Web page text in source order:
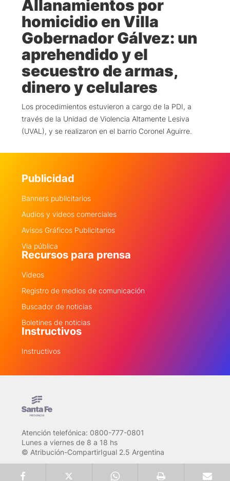
Allanamientos por
homicidio en Villa
Gobernador Gálvez: un
aprehendido y el
secuestro de armas,
dinero y celulares
Los procedimientos estuvieron a cargo de la PDI, a
través de la Unidad de Violencia Altamente Lesiva
(UVAL), y se realizaron en el barrio Coronel Aguirre.
Publicidad
Banners publicitarios
Audios y videos comerciales
Avisos Gráficos Publicitarios
Via pública
Recursos para prensa
Videos
Registro de medios de comunicación
Buscador de noticias
Boletines de noticias
Instructivos
Instructivos
Atención telefónica: 0800-777-0801
Lunes a viernes de 8 a 18 hs
© Atribución-CompartirIgual 2.5 Argentina